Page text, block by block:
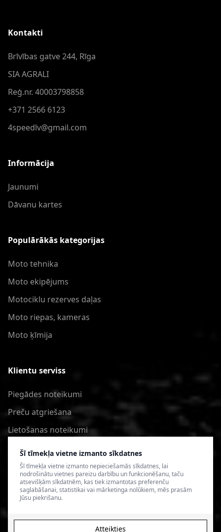
Šī tīmekļa vietne izmanto sīkdatnes
Šī tīmekļa vietne izmanto nepieciešamās sīkdatnes, lai
nodrošinātu vietnes pareizu darbību un funkcionēšanu, taču
atsevišķām sīkdatnēm, kas tiek izmantotas preferenču
saglabāšanai, statistikai vai mārketinga nolūkiem, mēs prasām
Jūsu piekrišanu.
Atteikties
Kontakti
Brīvības gatve 244, Rīga
SIA AGRALI
Reģ.nr. 40003798858
+371 2566 6123
4speedlv@gmail.com
Informācija
Jaunumi
Dāvanu kartes
Populārākās kategorijas
Moto tehnika
Moto ekipējums
Motociklu rezerves daļas
Moto riepas, kameras
Moto ķīmija
Klientu serviss
Piegādes noteikumi
Preču atgriešana
Lietošanas noteikumi
Privātuma politika